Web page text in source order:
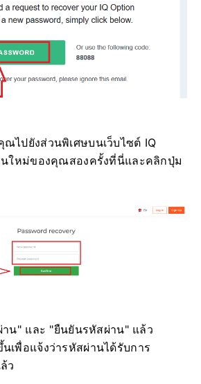
ณไปยังส่วนพิเศษบนเว็บไซต์ IQ
ใหม่ของคุณสองครั้งที่นี่และคลิกปุ่ม
น" และ "ยืนยันรหัสผ่าน" แล้ว
เพื่อแจ้งว่ารหัสผ่านได้รับการ
ว